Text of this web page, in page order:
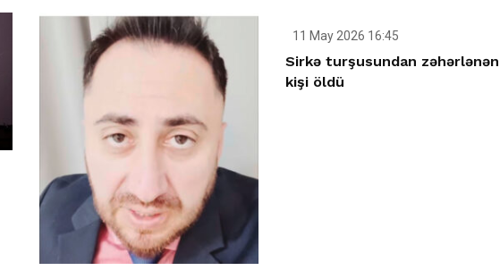
11 May 2026 16:45
Sirkə turşusundan zəhərlənən
kişi öldü